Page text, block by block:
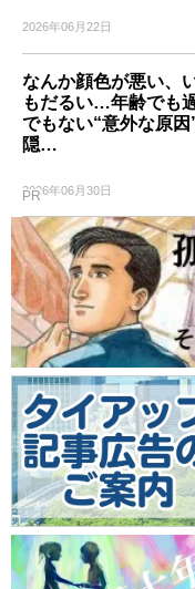
2026年06月22日
なんか顔色が悪い、
もだるい…年齢でも
でもない“意外な原因
隠…
2026年06月30日
PR